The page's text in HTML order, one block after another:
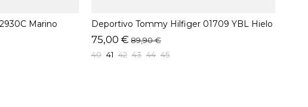
Marino Deportivo Tommy Hilfiger 01709 YBL Hielo
75,00 € 89,90 €
40 41 42 43 44 45